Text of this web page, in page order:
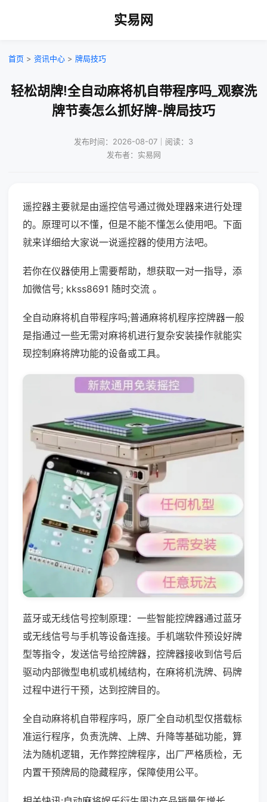
实易网
首页 > 资讯中心 > 牌局技巧
轻松胡牌!全自动麻将机自带程序吗_观察洗
牌节奏怎么抓好牌-牌局技巧
发布时间：2026-08-07｜阅读：3
发布者：实易网
遥控器主要就是由遥控信号通过微处理器来进行处理
的。原理可以不懂，但是不能不懂怎么使用吧。下面
就来详细给大家说一说遥控器的使用方法吧。
若你在仪器使用上需要帮助，想获取一对一指导，添
加微信号; kkss8691 随时交流 。
全自动麻将机自带程序吗;普通麻将机程序控牌器一般
是指通过一些无需对麻将机进行复杂安装操作就能实
现控制麻将牌功能的设备或工具。
蓝牙或无线信号控制原理：一些智能控牌器通过蓝牙
或无线信号与手机等设备连接。手机端软件预设好牌
型等指令，发送信号给控牌器，控牌器接收到信号后
驱动内部微型电机或机械结构，在麻将机洗牌、码牌
过程中进行干预，达到控牌目的。
全自动麻将机自带程序吗，原厂全自动机型仅搭载标
准运行程序，负责洗牌、上牌、升降等基础功能，算
法为随机逻辑，无作弊控牌程序，出厂严格质检，无
内置干预牌局的隐藏程序，保障使用公平。